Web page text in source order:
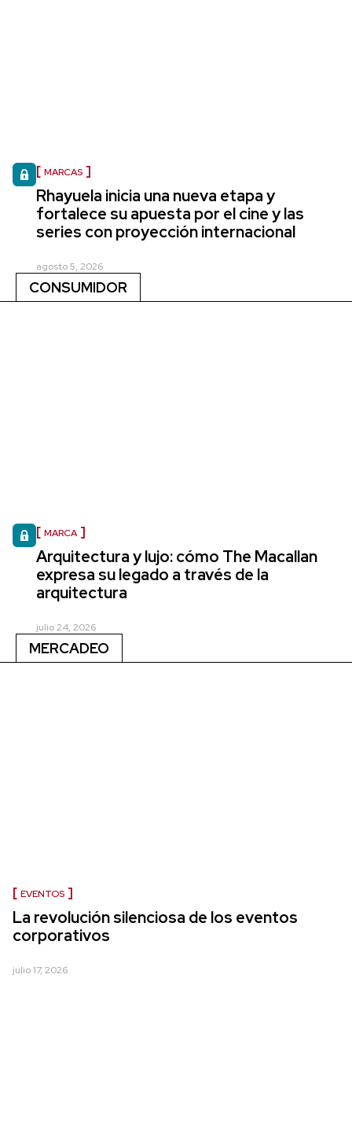
MARCAS
Rhayuela inicia una nueva etapa y
fortalece su apuesta por el cine y las
series con proyección internacional
agosto 5, 2026
CONSUMIDOR
MARCA
Arquitectura y lujo: cómo The Macallan
expresa su legado a través de la
arquitectura
julio 24, 2026
MERCADEO
EVENTOS
La revolución silenciosa de los eventos
corporativos
julio 17, 2026